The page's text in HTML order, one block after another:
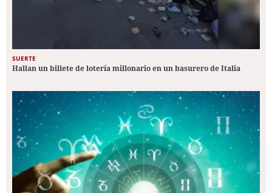
SUERTE
Hallan un billete de lotería millonario en un basurero de Italia